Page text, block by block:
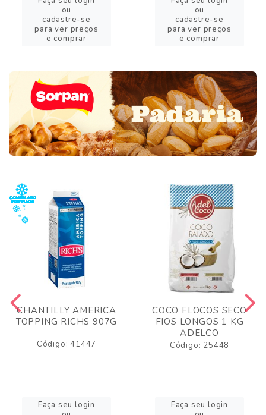
ou
cadastre-se
para ver preços
e comprar
ou
cadastre-se
para ver preços
e comprar
CHANTILLY AMERICA
TOPPING RICHS 907G
Código: 41447
Faça seu login
COCO FLOCOS SECO
FIOS LONGOS 1 KG
ADELCO
Código: 25448
Faça seu login